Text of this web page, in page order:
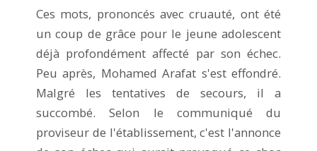
Ces mots, prononcés avec cruauté, ont été
un coup de grâce pour le jeune adolescent
déjà profondément affecté par son échec.
Peu après, Mohamed Arafat s'est effondré.
Malgré les tentatives de secours, il a
succombé. Selon le communiqué du
proviseur de l'établissement, c'est l'annonce